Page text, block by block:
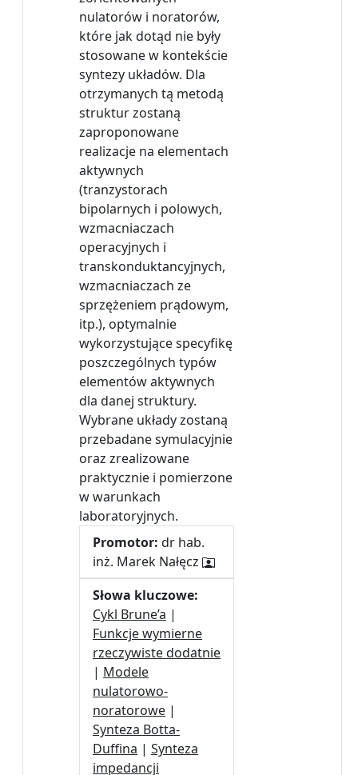
nulatorów i noratorów,
które jak dotąd nie były
stosowane w kontekście
syntezy układów. Dla
otrzymanych tą metodą
struktur zostaną
zaproponowane
realizacje na elementach
aktywnych
(tranzystorach
bipolarnych i polowych,
wzmacniaczach
operacyjnych i
transkonduktancyjnych,
wzmacniaczach ze
sprzężeniem prądowym,
itp.), optymalnie
wykorzystujące specyfikę
poszczególnych typów
elementów aktywnych
dla danej struktury.
Wybrane układy zostaną
przebadane symulacyjnie
oraz zrealizowane
praktycznie i pomierzone
w warunkach
laboratoryjnych.
Promotor: dr hab.
inż. Marek Nałęcz
Słowa kluczowe:
Cykl Brune’a |
Funkcje wymierne
rzeczywiste dodatnie
| Modele
nulatorowo-
noratorowe |
Synteza Botta-
Duffina | Synteza
impedancji